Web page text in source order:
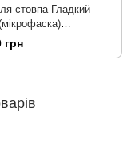
стовпа Гладкий
ваніль
грн